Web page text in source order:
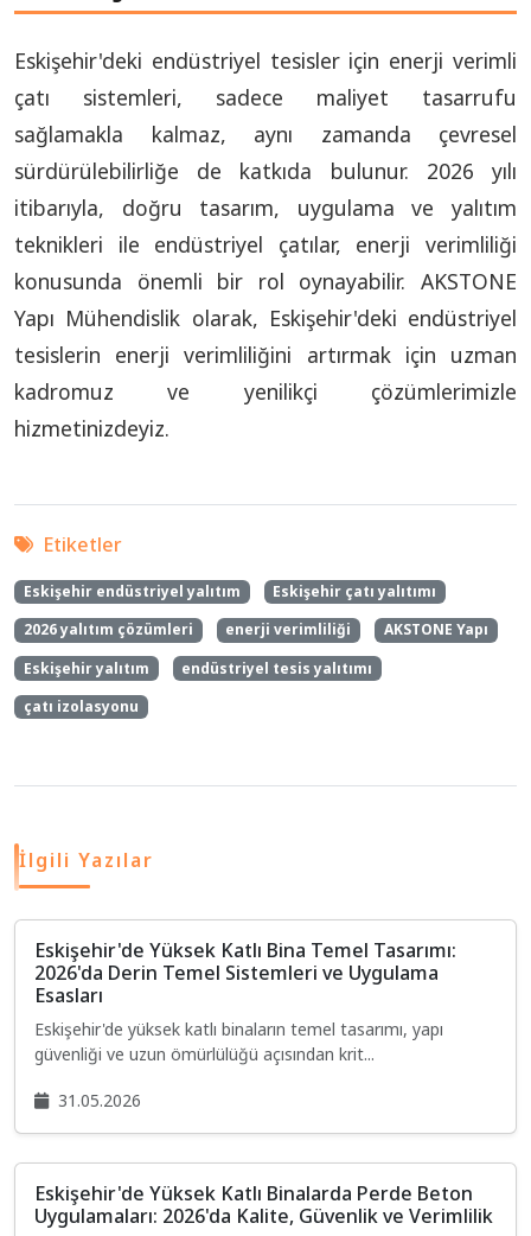
Eskişehir'deki endüstriyel tesisler için enerji verimli
çatı sistemleri, sadece maliyet tasarrufu
sağlamakla kalmaz, aynı zamanda çevresel
sürdürülebilirliğe de katkıda bulunur. 2026 yılı
itibarıyla, doğru tasarım, uygulama ve yalıtım
teknikleri ile endüstriyel çatılar, enerji verimliliği
konusunda önemli bir rol oynayabilir. AKSTONE
Yapı Mühendislik olarak, Eskişehir'deki endüstriyel
tesislerin enerji verimliliğini artırmak için uzman
kadromuz ve yenilikçi çözümlerimizle
hizmetinizdeyiz.
Etiketler
Eskişehir endüstriyel yalıtım
Eskişehir çatı yalıtımı
2026 yalıtım çözümleri
enerji verimliliği
AKSTONE Yapı
Eskişehir yalıtım
endüstriyel tesis yalıtımı
çatı izolasyonu
İlgili Yazılar
Eskişehir'de Yüksek Katlı Bina Temel Tasarımı:
2026'da Derin Temel Sistemleri ve Uygulama
Esasları
Eskişehir'de yüksek katlı binaların temel tasarımı, yapı
güvenliği ve uzun ömürlülüğü açısından krit...
31.05.2026
Eskişehir'de Yüksek Katlı Binalarda Perde Beton
Uygulamaları: 2026'da Kalite, Güvenlik ve Verimlilik